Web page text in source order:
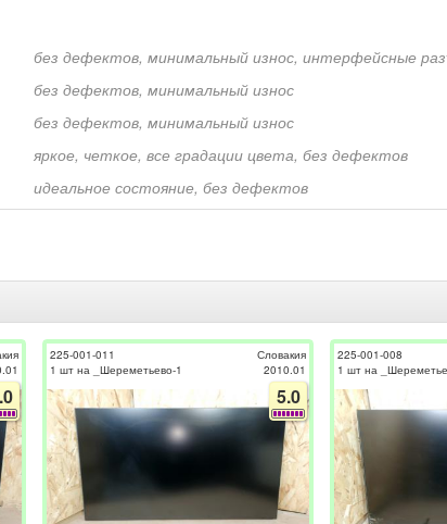
без дефектов, минимальный износ, интерфейсные
без дефектов, минимальный износ
без дефектов, минимальный износ
яркое, четкое, все градации цвета, без дефектов
идеальное состояние, без дефектов
225-001-011
1 шт на _Шереметьево-1
Словакия
2010.01
5.0
225-001-008
1 шт на